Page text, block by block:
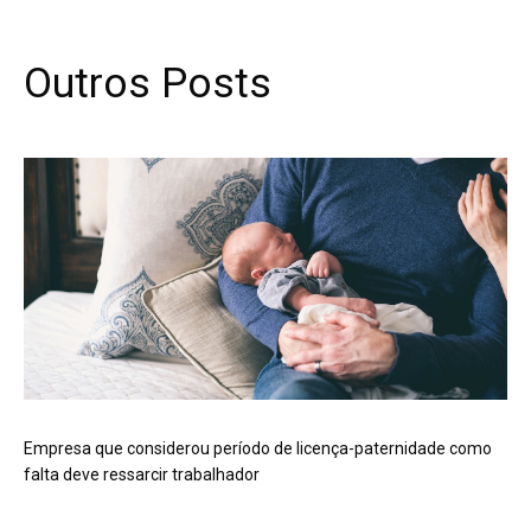
Outros Posts
Empresa que considerou período de licença-paternidade como
falta deve ressarcir trabalhador